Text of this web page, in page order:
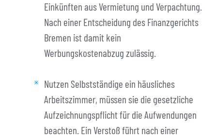
Einkünften aus Vermietung und Verpachtung.
Nach einer Entscheidung des Finanzgerichts
Bremen ist damit kein
Werbungskostenabzug zulässig.
Nutzen Selbstständige ein häusliches
Arbeitszimmer, müssen sie die gesetzliche
Aufzeichnungspflicht für die Aufwendungen
beachten. Ein Verstoß führt nach einer